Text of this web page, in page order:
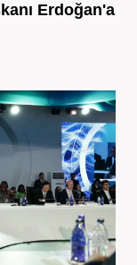
Erdoğan'a